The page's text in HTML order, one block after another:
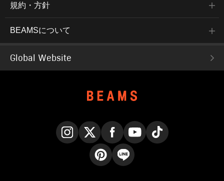
規約・方針
BEAMSについて
Global Website